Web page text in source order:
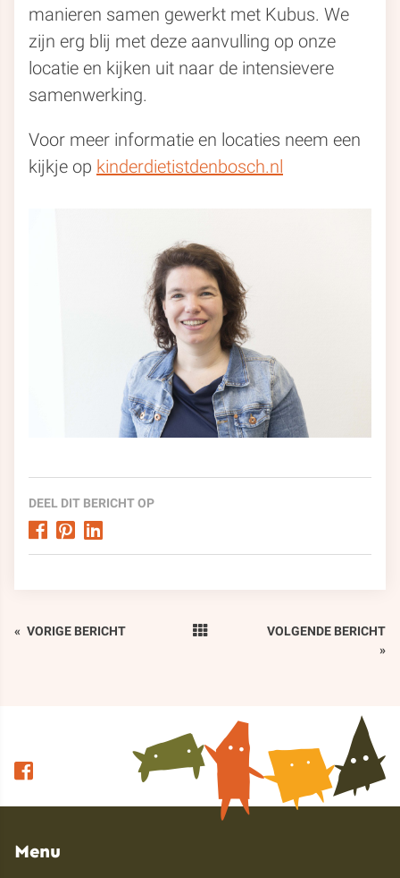
manieren samen gewerkt met Kubus. We
zijn erg blij met deze aanvulling op onze
locatie en kijken uit naar de intensievere
samenwerking.
Voor meer informatie en locaties neem een
kijkje op kinderdietistdenbosch.nl
DEEL DIT BERICHT OP
« VORIGE BERICHT
VOLGENDE BERICHT
»
Menu